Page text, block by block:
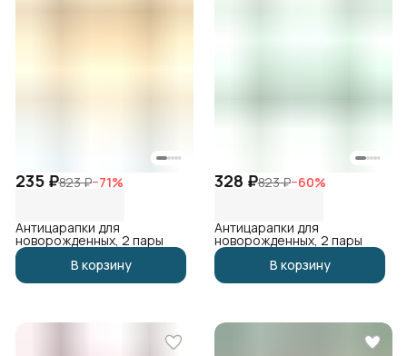
235 ₽823 ₽−71%
Антицарапки для
новорожденных, 2 пары
В корзину
328 ₽823 ₽−60%
Антицарапки для
новорожденных, 2 пары
В корзину